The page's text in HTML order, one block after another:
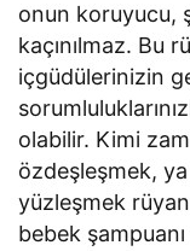
onun koruyucu,
kaçınılmaz. Bu
içgüdülerinizin
olabilir. Kimi
özdeşleşmek, ya
yüzleşmek
bebek